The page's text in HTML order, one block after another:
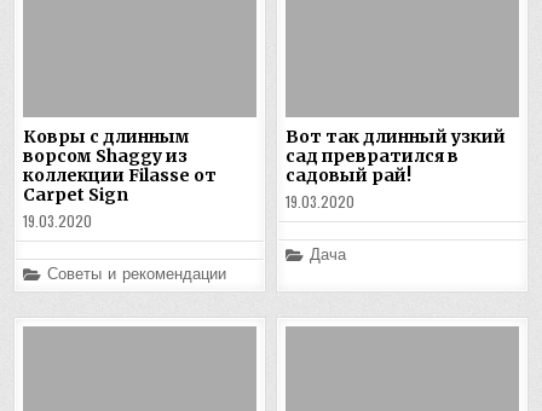
Ковры с длинным
ворсом Shaggy из
коллекции Filasse от
Carpet Sign
19.03.2020
Posted
in
Советы и рекомендации
Вот так длинный узкий
сад превратился в
садовый рай!
19.03.2020
Posted
in
Дача